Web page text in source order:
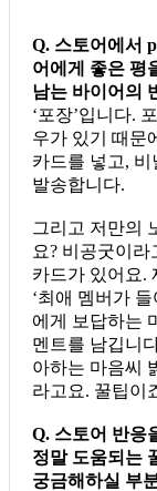
Q. 스토어에서
어에게 좋은 평
남는 바이어의
‘포장’입니다.
우가 있기 때문
카드를 넣고,
발송합니다.
그리고 저만의
요? 비공굿이
카드가 있어요.
‘최애 멤버가
에게 보답하는
멘트를 남깁니
아하는 마음씨
라고요. 꿀팁이
Q. 스토어 반응
정말 도움되는
궁금해하실 부